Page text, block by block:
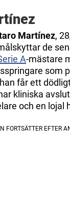
Martínez,
de
A-mästare
som
får ett
kliniska
och en lojal